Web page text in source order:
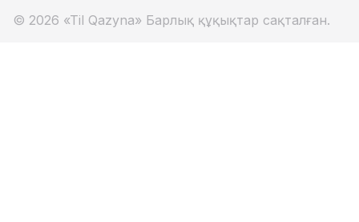
© 2026 «Til Qazyna» Барлық құқықтар сақталған.